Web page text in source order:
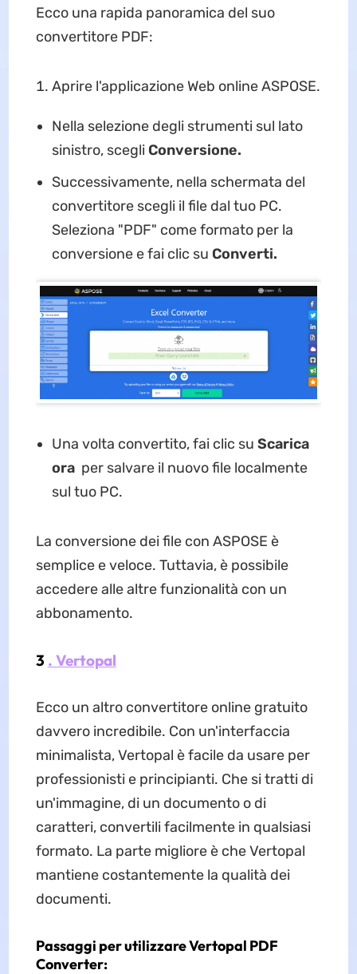
Ecco una rapida panoramica del suo
convertitore PDF:
Aprire l'applicazione Web online ASPOSE.
Nella selezione degli strumenti sul lato
sinistro, scegli Conversione.
Successivamente, nella schermata del
convertitore scegli il file dal tuo PC.
Seleziona "PDF" come formato per la
conversione e fai clic su Converti.
Una volta convertito, fai clic su Scarica
oraper salvare il nuovo file localmente
sul tuo PC.
La conversione dei file con ASPOSE è
semplice e veloce. Tuttavia, è possibile
accedere alle altre funzionalità con un
abbonamento.
3 . Vertopal
Ecco un altro convertitore online gratuito
davvero incredibile. Con un'interfaccia
minimalista, Vertopal è facile da usare per
professionisti e principianti. Che si tratti di
un'immagine, di un documento o di
caratteri, convertili facilmente in qualsiasi
formato. La parte migliore è che Vertopal
mantiene costantemente la qualità dei
documenti.
Passaggi per utilizzare Vertopal PDF
Converter: